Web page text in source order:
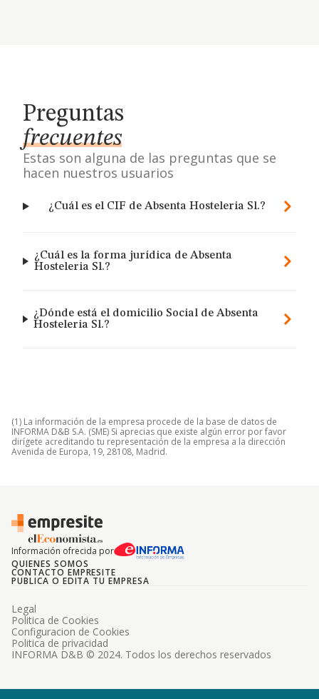
Preguntas
frecuentes
Estas son alguna de las preguntas que se
hacen nuestros usuarios
¿Cuál es el CIF de Absenta Hosteleria Sl.?
¿Cuál es la forma jurídica de Absenta
Hosteleria Sl.?
¿Dónde está el domicilio Social de Absenta
Hosteleria Sl.?
(1) La información de la empresa procede de la base de datos de
INFORMA D&B S.A. (SME) Si aprecias que existe algún error por favor
dirígete acreditando tu representación de la empresa a la dirección
Avenida de Europa, 19, 28108, Madrid.
Información ofrecida por
QUIENES SOMOS
CONTACTO EMPRESITE
PUBLICA O EDITA TU EMPRESA
INFORMA D&B © 2024. Todos los derechos reservados
Legal
Politica de Cookies
Configuracion de Cookies
Politica de privacidad